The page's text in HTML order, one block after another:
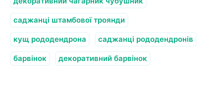
Гуаява (гуава)
Оливкове Дерево
Інжирний персик
Смородина
Агрус
Тамарикс
Кріплення агроволокна (агротканини)
Сітка затіняюча
Садова техніка
Рубальні машини
саджанці штамбової троянди
кущ рододендрона саджанці рододендронів
барвінок декоративний барвінок